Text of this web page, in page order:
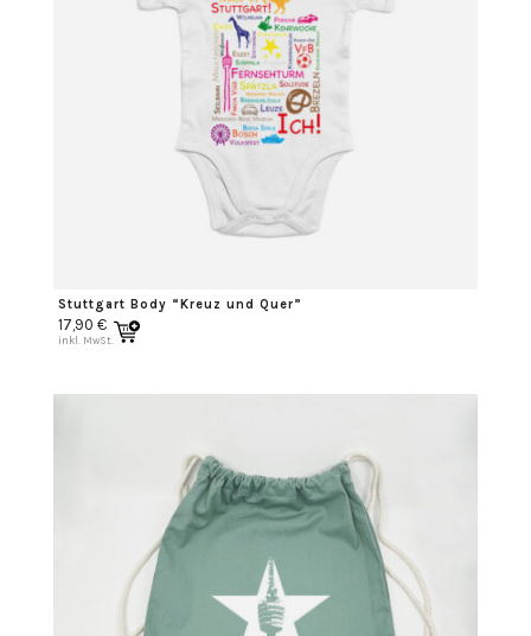
Stuttgart Body “Kreuz und Quer”
17,90 €
inkl. MwSt.